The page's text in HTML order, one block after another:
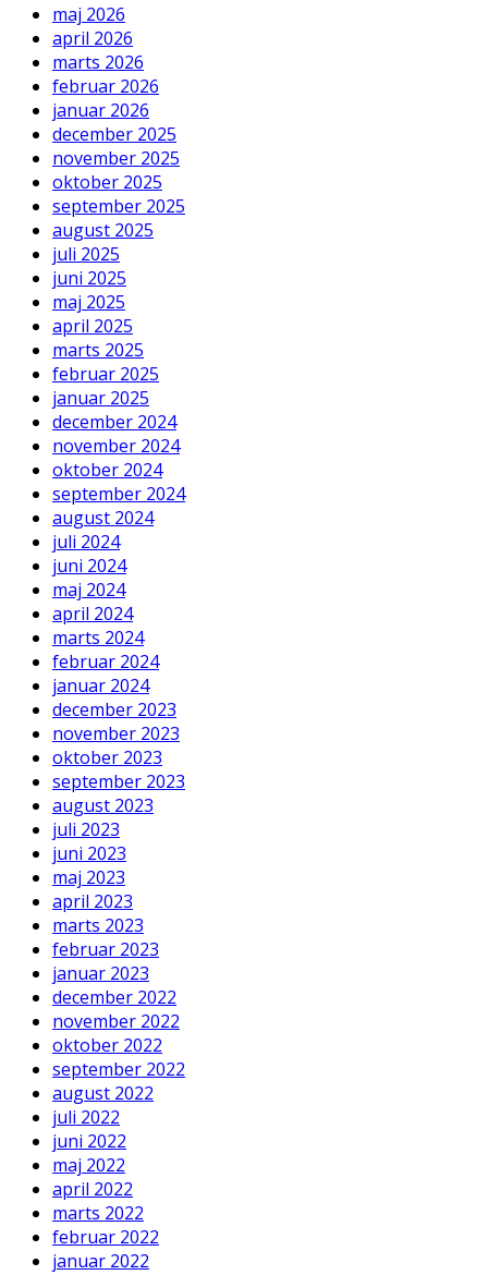
maj 2026
april 2026
marts 2026
februar 2026
januar 2026
december 2025
november 2025
oktober 2025
september 2025
august 2025
juli 2025
juni 2025
maj 2025
april 2025
marts 2025
februar 2025
januar 2025
december 2024
november 2024
oktober 2024
september 2024
august 2024
juli 2024
juni 2024
maj 2024
april 2024
marts 2024
februar 2024
januar 2024
december 2023
november 2023
oktober 2023
september 2023
august 2023
juli 2023
juni 2023
maj 2023
april 2023
marts 2023
februar 2023
januar 2023
december 2022
november 2022
oktober 2022
september 2022
august 2022
juli 2022
juni 2022
maj 2022
april 2022
marts 2022
februar 2022
januar 2022